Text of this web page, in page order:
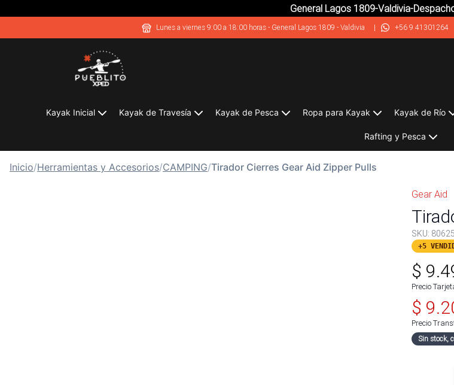
General Lagos 1809-Valdivia-
Lunes a viernes 9:00 a 18:00 horas - General Lagos 1809 - Valdivia | +56 9 41301264
Kayak Inicial Kayak de Travesía Kayak de Pesca Ropa para Kayak Kayak de Río
Rafting y Pesca
Inicio/Herramientas y Accesorios/CAMPING/Tirador Cierres Gear Aid Zipper Pulls
Gear Aid
SKU: 80625
+5
$
Precio
$
Precio
Sin stock,